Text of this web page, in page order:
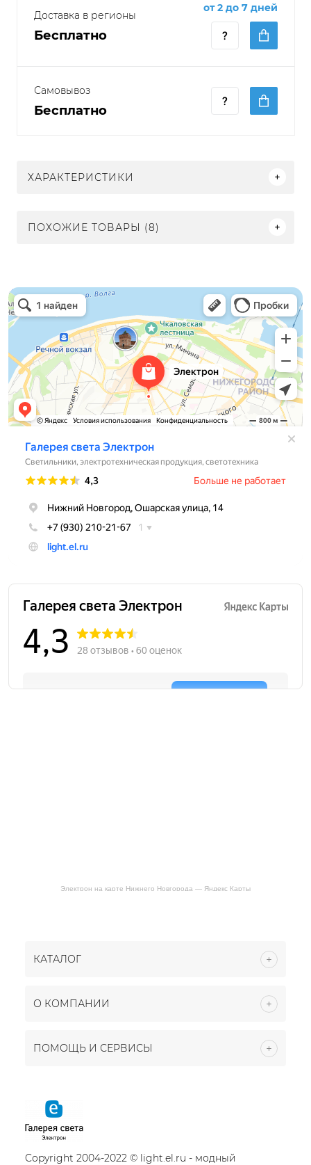
Доставка в регионы
Бесплатно
от 2 до 7 дней
Самовывоз
Бесплатно
ХАРАКТЕРИСТИКИ
ПОХОЖИЕ ТОВАРЫ (8)
Электрон
Светильники в Нижнем Новгороде
Электротехническая продукция в Нижнем Новгороде
Электрон на карте Нижнего Новгорода — Яндекс Карты
КАТАЛОГ
О КОМПАНИИ
ПОМОЩЬ И СЕРВИСЫ
Copyright 2004-2022 © light.el.ru - модный